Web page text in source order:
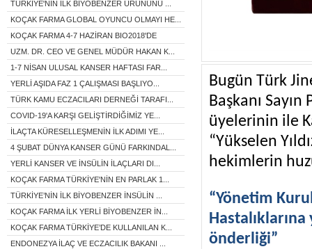
TÜRKİYE'NİN İLK BİYOBENZER ÜRÜNÜNÜ ...
KOÇAK FARMA GLOBAL OYUNCU OLMAYI HE...
KOÇAK FARMA 4-7 HAZİRAN BIO2018'DE
UZM. DR. CEO VE GENEL MÜDÜR HAKAN K...
1-7 NİSAN ULUSAL KANSER HAFTASI FAR...
YERLİ AŞIDA FAZ 1 ÇALIŞMASI BAŞLIYO...
TÜRK KAMU ECZACILARI DERNEĞİ TARAFI...
COVID-19'A KARŞI GELİŞTİRDİĞİMİZ YE...
İLAÇTA KÜRESELLEŞMENİN İLK ADIMI YE...
4 ŞUBAT DÜNYA KANSER GÜNÜ FARKINDAL...
YERLİ KANSER VE İNSÜLİN İLAÇLARI DI...
KOÇAK FARMA TÜRKİYE'NİN EN PARLAK 1...
TÜRKİYE’NİN İLK BİYOBENZER İNSÜLİN ...
KOÇAK FARMA İLK YERLİ BİYOBENZER İN...
KOÇAK FARMA TÜRKİYE’DE KULLANILAN K...
ENDONEZYA İLAÇ VE ECZACILIK BAKANI ...
Bugün Türk
Başkanı
üyelerinin ile
“Yükselen
hekimlerin
“Yönetim
önderliği”